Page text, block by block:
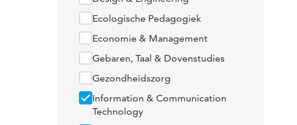
Ecologische Pedagogiek
Economie & Management
Gebaren, Taal & Dovenstudies
Gezondheidszorg
Information & Communication
Technology